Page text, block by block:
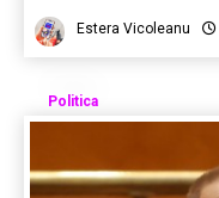
Estera Vicoleanu
Politica